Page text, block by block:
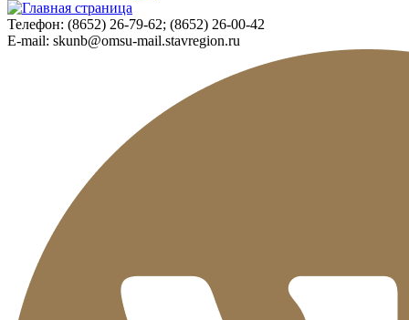
Телефон: (8652) 26-79-62; (8652) 26-00-42
E-mail: skunb@omsu-mail.stavregion.ru